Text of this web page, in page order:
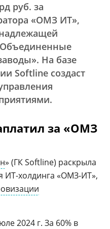
руб. за
«ОМЗ ИТ»,
На базе
Softline создаст
за «ОМЗ
» (ГК Softline) раскрыла
ИТ-холдинга «ОМЗ-ИТ»,
2024 г. За 60% в